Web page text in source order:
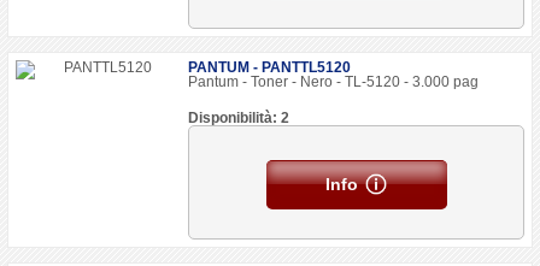
PANTUM - PANTTL5120
Pantum - Toner - Nero - TL-5120 - 3.000 pag
Disponibilità: 2
Info